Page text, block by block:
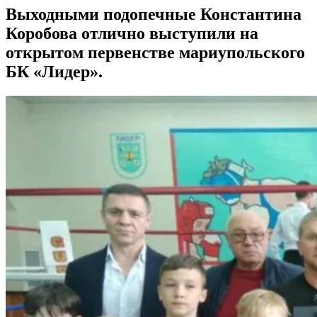
Выходными подопечные Константина
Коробова отлично выступили на
открытом первенстве мариупольского
БК «Лидер».